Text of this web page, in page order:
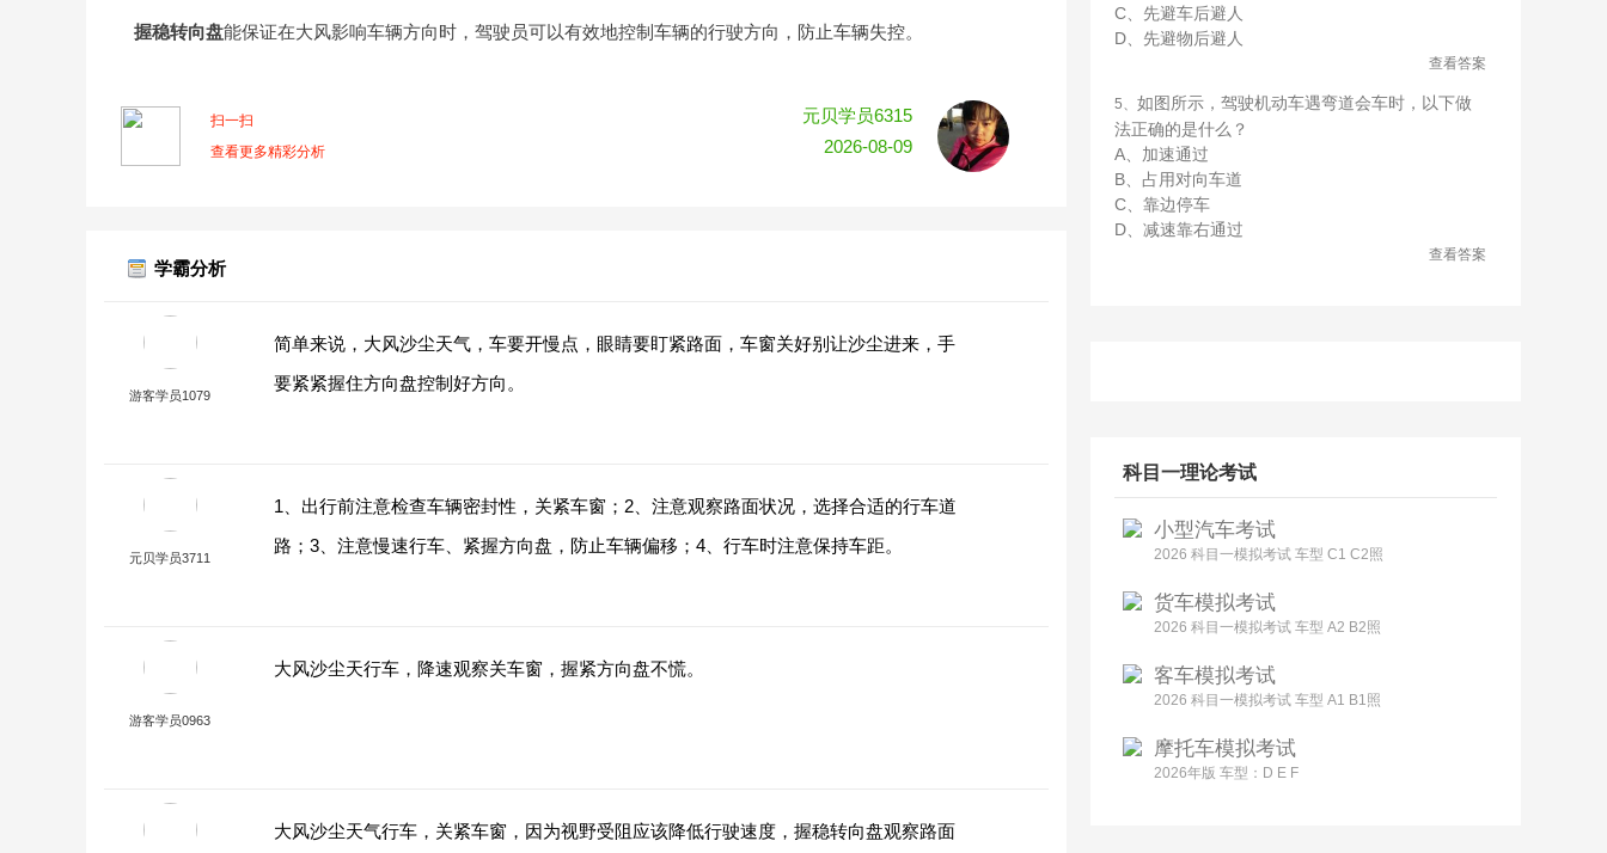
握稳转向盘能保证在大风影响车辆方向时，驾驶员可以有效地控制车辆的行驶方向，防止车辆失控。
扫一扫
查看更多精彩分析
元贝学员6315
2026-08-09
学霸分析
游客学员1079
简单来说，大风沙尘天气，车要开慢点，眼睛要盯紧路面，车窗关好别让沙尘进来，手
要紧紧握住方向盘控制好方向。
元贝学员3711
1、出行前注意检查车辆密封性，关紧车窗；2、注意观察路面状况，选择合适的行车道
路；3、注意慢速行车、紧握方向盘，防止车辆偏移；4、行车时注意保持车距。
游客学员0963
大风沙尘天行车，降速观察关车窗，握紧方向盘不慌。
大风沙尘天气行车，关紧车窗，因为视野受阻应该降低行驶速度，握稳转向盘观察路面
C、先避车后避人
D、先避物后避人
查看答案
5、 如图所示，驾驶机动车遇弯道会车时，以下做
法正确的是什么？
A、加速通过
B、占用对向车道
C、靠边停车
D、减速靠右通过
查看答案
科目一理论考试
小型汽车考试
2026 科目一模拟考试 车型 C1 C2照
货车模拟考试
2026 科目一模拟考试 车型 A2 B2照
客车模拟考试
2026 科目一模拟考试 车型 A1 B1照
摩托车模拟考试
2026年版 车型：D E F